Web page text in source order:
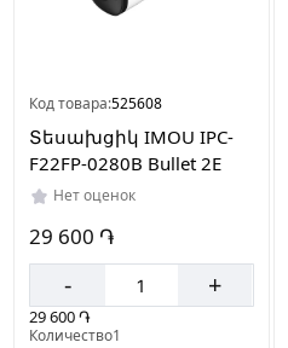
Код товара:525608
Տեսախցիկ IMOU IPC-
F22FP-0280B Bullet 2E
Нет оценок
29 600 ֏
- +
29 600 ֏
Количество1